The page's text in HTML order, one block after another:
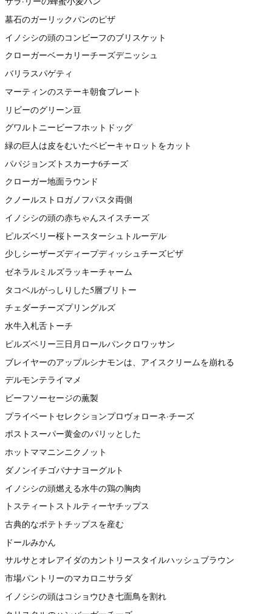
墓石のガーリックパンのピザ
イノシシの頭のコンビーフのブリスケット
クローガーベーカリーチーズデニッシュ
バリラスパゲティ
マーティンのステーキ朝食プレート
リビーのグリーン豆
グワルトニービーフホットドッグ
緑の巨人は皮をむいたベビーキャロットをカット
パパジョンズトスカーナ6チーズ
クローガー地面ラウンド
クノールストロガノフパスタ両側
イノシシの頭の赤ちゃんスイスチーズ
ピルズベリー桜トースターシュトルーデル
少しシーザーズディープディッシュチーズピザ
ゼネラルミルズラッキーチャーム
タコベルがっしりした5層ブリトー
チェダーチーズプリングルズ
水牛入札舌トーチ
ピルズベリー三日月ロールパンクロワッサン
ブレイヤーのアップルシナモンは、アイスクリームを崩れる
デルモンテライマメ
ビーフソーセージの薫製
プライベートセレクションプロヴォローネ·チーズ
ポストスーパー黄金のパリッとした
ホットママニンニクノット
ダノンイチゴバナナヨーグルト
イノシシの頭燃える水牛の鶏の胸肉
トスティートストルティーヤチップス
古典的なポテトチップスを産む
ドールみかん
サルサとオレアイダのカントリースタイルハッシュブラウン
市場パントリーのマカロニサラダ
イノシシの頭はコショウひき七面鳥を割れ